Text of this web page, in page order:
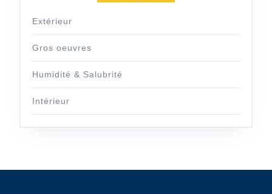
Extérieur
Gros oeuvres
Humidité & Salubrité
Intérieur